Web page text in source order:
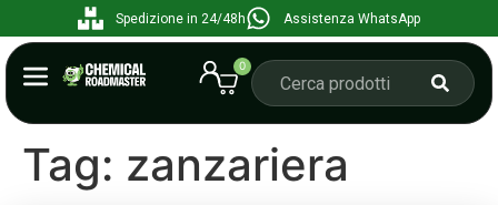
Spedizione in 24/48h Assistenza WhatsApp
0
Tag: zanzariera